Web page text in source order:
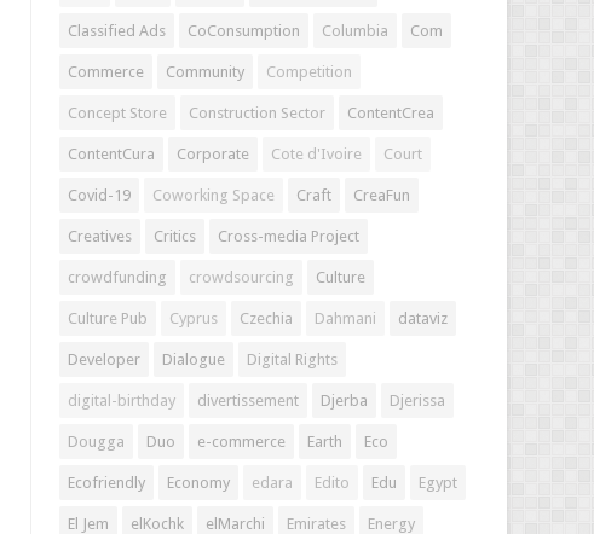
Classified Ads CoConsumption Columbia Com
Commerce Community Competition
Concept Store Construction Sector ContentCrea
ContentCura Corporate Cote d'Ivoire Court
Covid-19 Coworking Space Craft CreaFun
Creatives Critics Cross-media Project
crowdfunding crowdsourcing Culture
Culture Pub Cyprus Czechia Dahmani dataviz
Developer Dialogue Digital Rights
digital-birthday divertissement Djerba Djerissa
Dougga Duo e-commerce Earth Eco
Ecofriendly Economy edara Edito Edu Egypt
El Jem elKochk elMarchi Emirates Energy